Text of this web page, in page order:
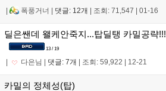
| 폭풍거너 | 댓글: 12개 | 조회: 71,547 | 01-16
딜은쌘데 왤케안죽지...탑딜탱 카밀공략!!!
13 / 19
다은님 댓글: 7개 조회: 59,922 12-21
카밀의 정체성(탑)